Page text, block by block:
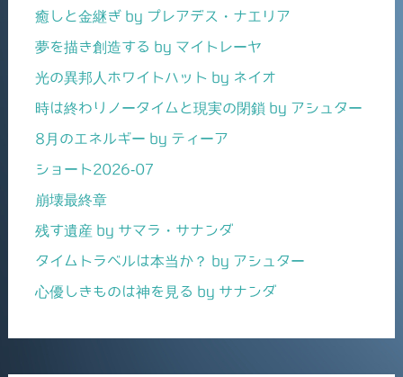
癒しと金継ぎ by プレアデス・ナエリア
夢を描き創造する by マイトレーヤ
光の異邦人ホワイトハット by ネイオ
時は終わりノータイムと現実の閉鎖 by アシュター
8月のエネルギー by ティーア
ショート2026-07
崩壊最終章
残す遺産 by サマラ・サナンダ
タイムトラベルは本当か？ by アシュター
心優しきものは神を見る by サナンダ